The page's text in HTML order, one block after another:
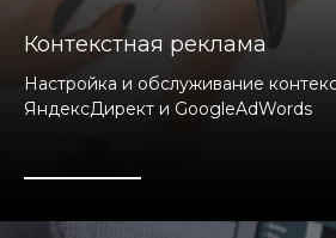
Контекстная реклама
Настройка и обслуживание
ЯндексДирект и GoogleAdWords